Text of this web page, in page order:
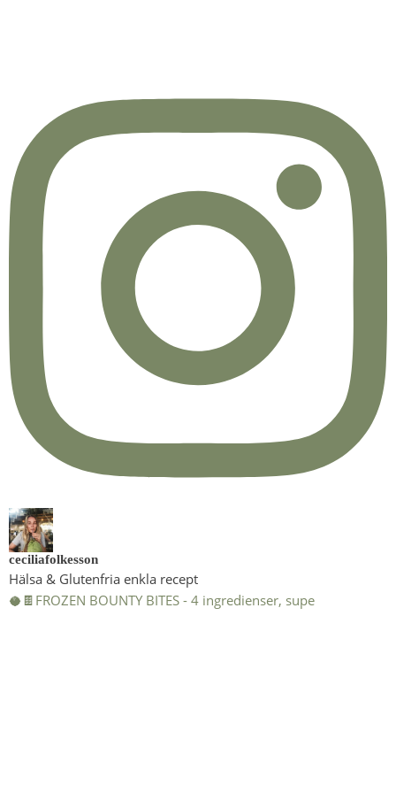
ceciliafolkesson
Hälsa & Glutenfria enkla recept
🥥🍫FROZEN BOUNTY BITES - 4 ingredienser, supe